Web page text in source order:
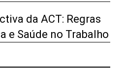
da ACT: Regras
e Saúde no Trabalho